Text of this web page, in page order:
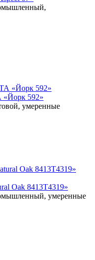
592»
умеренные
Oak 8413T4319»
умеренные